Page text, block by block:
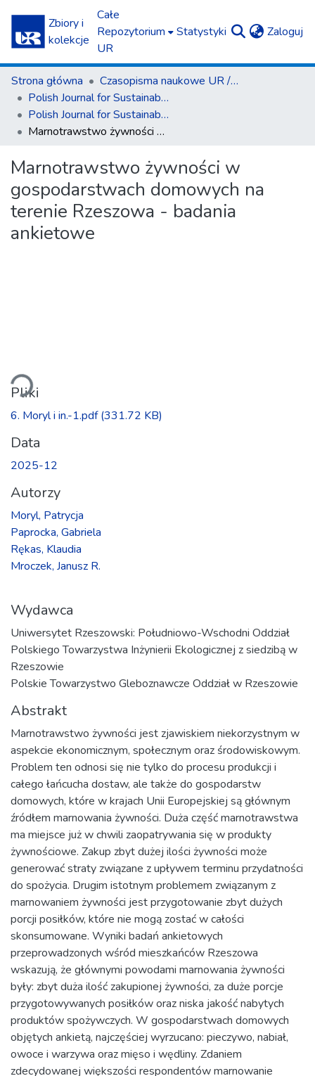
Zbiory i
kolekcje
Całe
Repozytorium
UR
Statystyki Zaloguj
Strona główna
Czasopisma naukowe UR / Scientific Journals
Polish Journal for Sustainable Development
Polish Journal for Sustainable Development T. 29 cz. 2 (2025)
Marnotrawstwo żywności w gospodarstwach domowych na terenie Rzeszowa - badania ankietowe
Marnotrawstwo żywności w
gospodarstwach domowych na
terenie Rzeszowa - badania
ankietowe
Pliki
6. Moryl i in.-1.pdf(331.72 KB)
Data
2025-12
Autorzy
Moryl, Patrycja
Paprocka, Gabriela
Rękas, Klaudia
Mroczek, Janusz R.
Wydawca
Uniwersytet Rzeszowski: Południowo-Wschodni Oddział
Polskiego Towarzystwa Inżynierii Ekologicznej z siedzibą w
Rzeszowie
Polskie Towarzystwo Gleboznawcze Oddział w Rzeszowie
Abstrakt
Marnotrawstwo żywności jest zjawiskiem niekorzystnym w
aspekcie ekonomicznym, społecznym oraz środowiskowym.
Problem ten odnosi się nie tylko do procesu produkcji i
całego łańcucha dostaw, ale także do gospodarstw
domowych, które w krajach Unii Europejskiej są głównym
źródłem marnowania żywności. Duża część marnotrawstwa
ma miejsce już w chwili zaopatrywania się w produkty
żywnościowe. Zakup zbyt dużej ilości żywności może
generować straty związane z upływem terminu przydatności
do spożycia. Drugim istotnym problemem związanym z
marnowaniem żywności jest przygotowanie zbyt dużych
porcji posiłków, które nie mogą zostać w całości
skonsumowane. Wyniki badań ankietowych
przeprowadzonych wśród mieszkańców Rzeszowa
wskazują, że głównymi powodami marnowania żywności
były: zbyt duża ilość zakupionej żywności, za duże porcje
przygotowywanych posiłków oraz niska jakość nabytych
produktów spożywczych. W gospodarstwach domowych
objętych ankietą, najczęściej wyrzucano: pieczywo, nabiał,
owoce i warzywa oraz mięso i wędliny. Zdaniem
zdecydowanej większości respondentów marnowanie